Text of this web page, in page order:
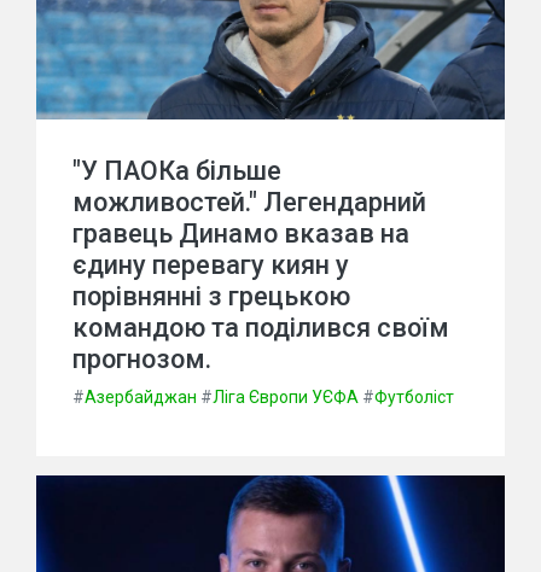
"У ПАОКа більше
можливостей." Легендарний
гравець Динамо вказав на
єдину перевагу киян у
порівнянні з грецькою
командою та поділився своїм
прогнозом.
#Азербайджан #Ліга Європи УЄФА #Футболіст